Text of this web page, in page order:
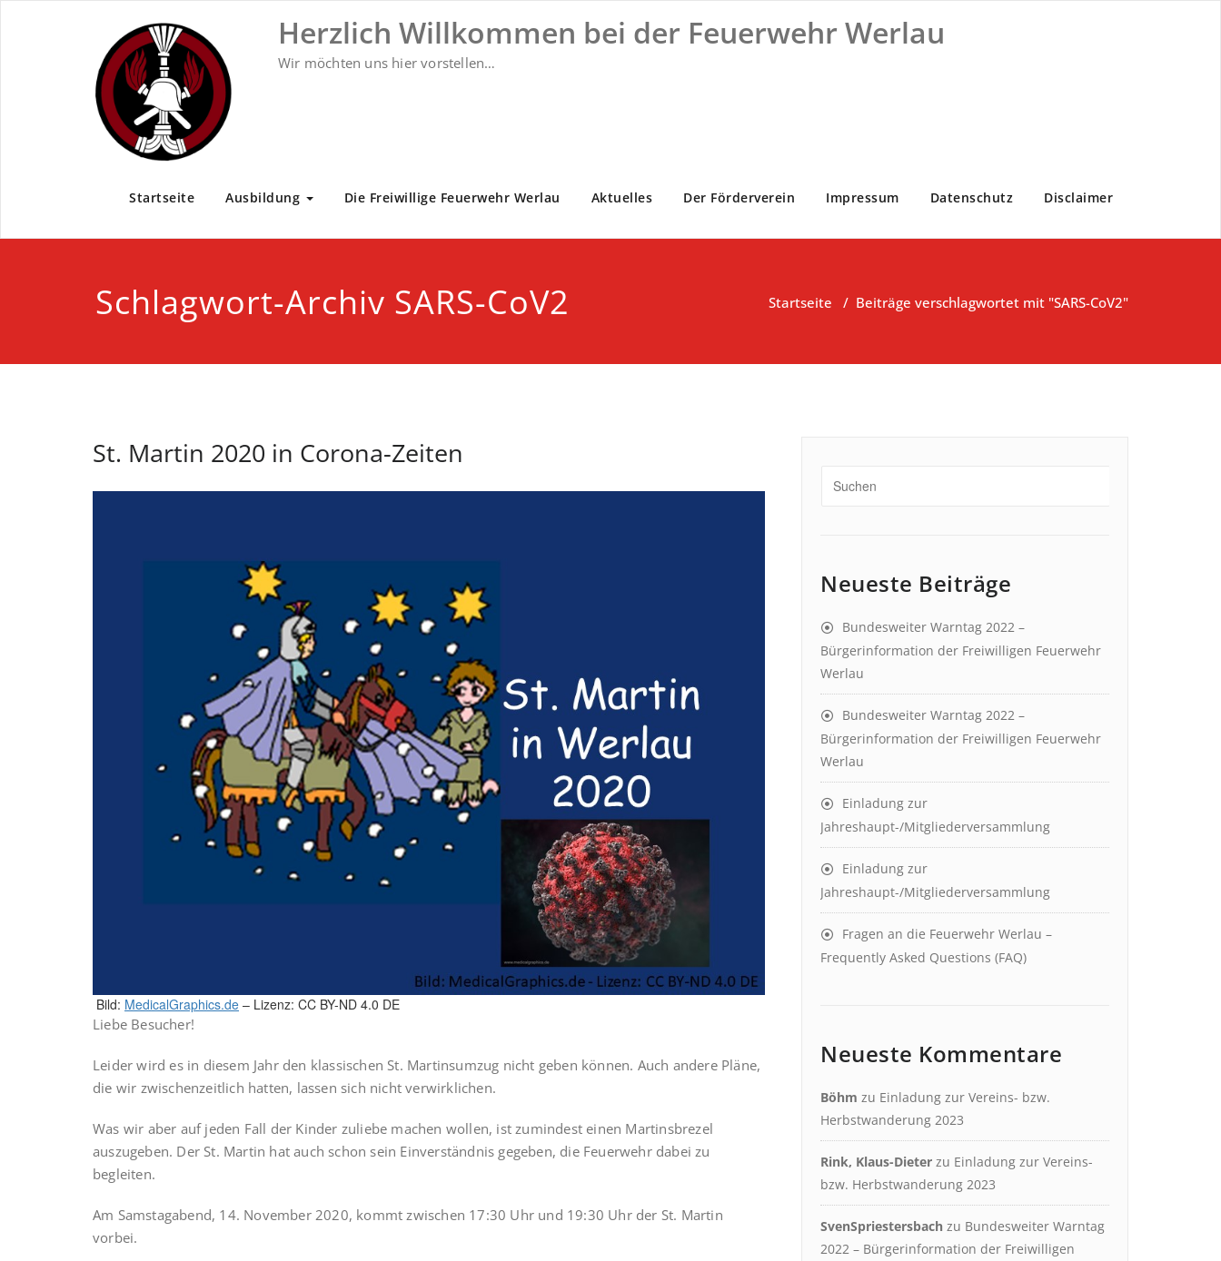
Herzlich Willkommen bei der Feuerwehr Werlau
Wir möchten uns hier vorstellen…
Startseite Ausbildung Die Freiwillige Feuerwehr Werlau Aktuelles Der Förderverein Impressum Datenschutz Disclaimer
Schlagwort-Archiv SARS-CoV2 Startseite / Beiträge verschlagwortet mit "SARS-CoV2"
St. Martin 2020 in Corona-Zeiten
Bild: MedicalGraphics.de – Lizenz: CC BY-ND 4.0 DE
Liebe Besucher!
Leider wird es in diesem Jahr den klassischen St. Martinsumzug nicht geben können. Auch andere Pläne,
die wir zwischenzeitlich hatten, lassen sich nicht verwirklichen.
Was wir aber auf jeden Fall der Kinder zuliebe machen wollen, ist zumindest einen Martinsbrezel
auszugeben. Der St. Martin hat auch schon sein Einverständnis gegeben, die Feuerwehr dabei zu
begleiten.
Am Samstagabend, 14. November 2020, kommt zwischen 17:30 Uhr und 19:30 Uhr der St. Martin
vorbei.
Neueste Beiträge
Bundesweiter Warntag 2022 –
Bürgerinformation der Freiwilligen Feuerwehr
Werlau
Bundesweiter Warntag 2022 –
Bürgerinformation der Freiwilligen Feuerwehr
Werlau
Einladung zur
Jahreshaupt-/Mitgliederversammlung
Einladung zur
Jahreshaupt-/Mitgliederversammlung
Fragen an die Feuerwehr Werlau –
Frequently Asked Questions (FAQ)
Neueste Kommentare
Böhm zu Einladung zur Vereins- bzw.
Herbstwanderung 2023
Rink, Klaus-Dieter zu Einladung zur Vereins-
bzw. Herbstwanderung 2023
SvenSpriestersbach zu Bundesweiter Warntag
2022 – Bürgerinformation der Freiwilligen